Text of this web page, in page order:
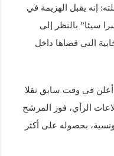
إنه يقبل الهزيمة في
سيئا” بالنظر إلى
التي قضاها داخل
أعلن في وقت سابق نقلا
الرأي، فوز المرشح
بحصوله على أكثر